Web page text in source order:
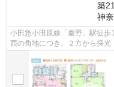
築
神
小田急小田原線「秦野」駅徒
西の角地につき、２方から採